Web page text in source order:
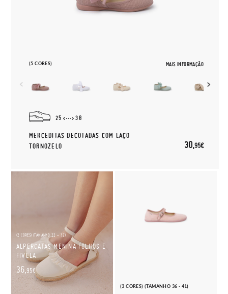
(5 CORES) MAIS INFORMAÇÃO
25 38
MERCEDITAS DECOTADAS COM LAÇO
TORNOZELO
30,95€
(2 CORES) (TAMANHO 22 - 32)
ALPERCATAS MENINA FOLHOS E
FIVELA
36, 95€
(3 CORES) (TAMANHO 36 - 41)